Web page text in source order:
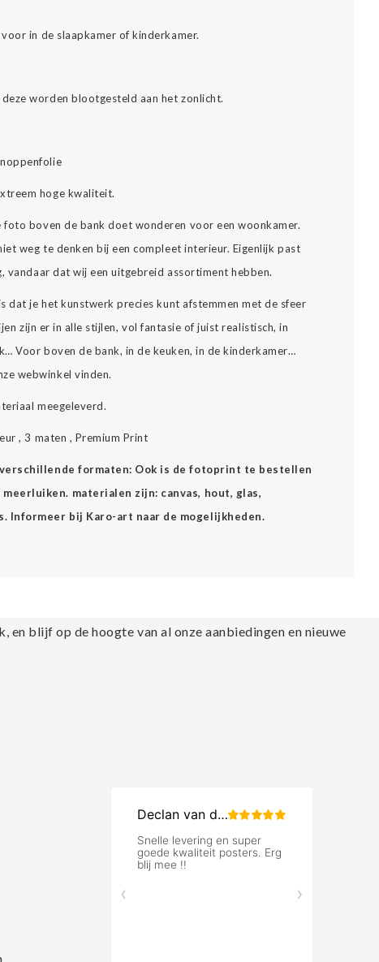
in de slaapkamer of kinderkamer.
worden blootgesteld aan het zonlicht.
hoge kwaliteit.
boven de bank doet wonderen voor een woonkamer.
weg te denken bij een compleet interieur. Eigenlijk past
vandaar dat wij een uitgebreid assortiment hebben.
dat je het kunstwerk precies kunt afstemmen met de sfeer
zijn er in alle stijlen, vol fantasie of juist realistisch, in
Voor boven de bank, in de keuken, in de kinderkamer…
webwinkel vinden.
meegeleverd.
, 3 maten , Premium Print
formaten: Ook is de fotoprint te bestellen
materialen zijn: canvas, hout, glas,
Informeer bij Karo-art naar de mogelijkheden.
en blijf op de hoogte van al onze aanbiedingen en nieuwe